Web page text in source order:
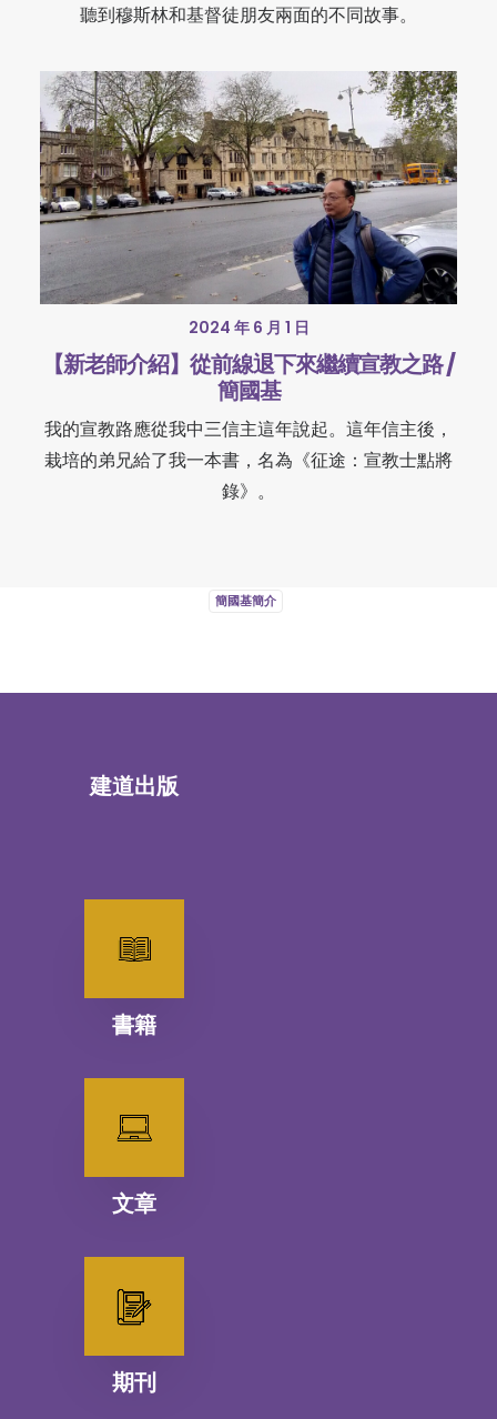
聽到穆斯林和基督徒朋友兩面的不同故事。
2024 年 6 月 1 日
【新老師介紹】從前線退下來繼續宣教之路 /
簡國基
我的宣教路應從我中三信主這年說起。這年信主後，
栽培的弟兄給了我一本書，名為《征途：宣教士點將
錄》。
簡國基簡介
建道出版
書籍
文章
期刊